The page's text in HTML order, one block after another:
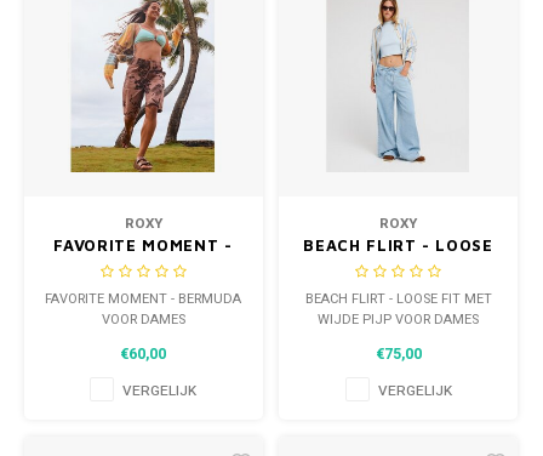
BIKINI'S & BADPAKKEN
ROXY
FAVORITE MOMENT -
BERMUDA VOOR DAMES
FAVORITE MOMENT - BERMUDA
VOOR DAMES
€60,00
VERGELIJK
ROXY
BEACH FLIRT - LOOSE
FIT MET WIJDE PIJP
VOOR DAMES
BEACH FLIRT - LOOSE FIT MET
WIJDE PIJP VOOR DAMES
€75,00
VERGELIJK